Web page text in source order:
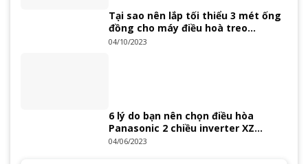
Tại sao nên lắp tối thiểu 3 mét ống
đồng cho máy điều hoà treo
tường?
04/10/2023
6 lý do bạn nên chọn điều hòa
Panasonic 2 chiều inverter XZ
Series 2023
04/06/2023